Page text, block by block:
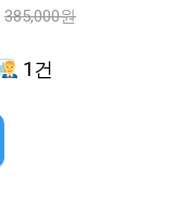
385,000원
1건